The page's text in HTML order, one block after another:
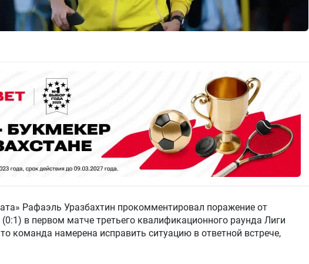
Рафаэль Уразбахтин прокомментировал поражение от
(0:1) в первом матче третьего квалификационного раунда Лиги
команда намерена исправить ситуацию в ответной встрече,